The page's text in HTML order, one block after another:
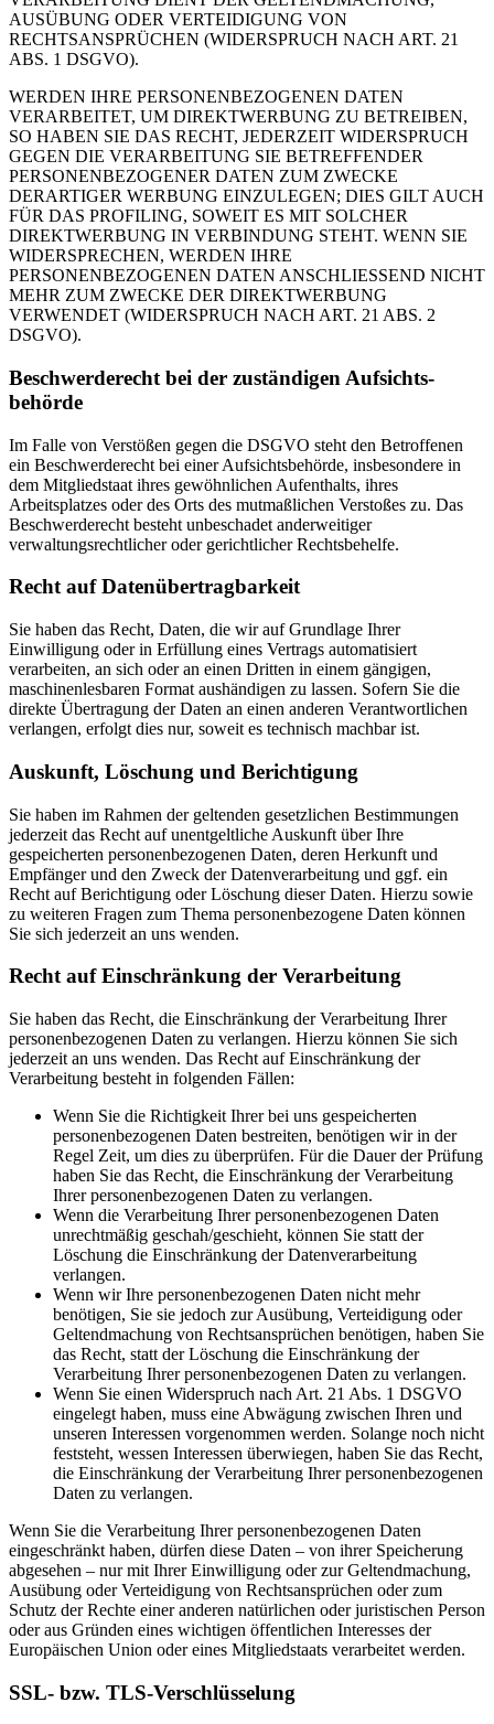
AUSÜBUNG ODER VERTEIDIGUNG VON
RECHTSANSPRÜCHEN (WIDERSPRUCH NACH ART. 21
ABS. 1 DSGVO).
WERDEN IHRE PERSONENBEZOGENEN DATEN
VERARBEITET, UM DIREKTWERBUNG ZU BETREIBEN,
SO HABEN SIE DAS RECHT, JEDERZEIT WIDERSPRUCH
GEGEN DIE VERARBEITUNG SIE BETREFFENDER
PERSONENBEZOGENER DATEN ZUM ZWECKE
DERARTIGER WERBUNG EINZULEGEN; DIES GILT AUCH
FÜR DAS PROFILING, SOWEIT ES MIT SOLCHER
DIREKTWERBUNG IN VERBINDUNG STEHT. WENN SIE
WIDERSPRECHEN, WERDEN IHRE
PERSONENBEZOGENEN DATEN ANSCHLIESSEND NICHT
MEHR ZUM ZWECKE DER DIREKTWERBUNG
VERWENDET (WIDERSPRUCH NACH ART. 21 ABS. 2
DSGVO).
Beschwerde­recht bei der zuständigen Aufsichts­
behörde
Im Falle von Verstößen gegen die DSGVO steht den Betroffenen
ein Beschwerderecht bei einer Aufsichtsbehörde, insbesondere in
dem Mitgliedstaat ihres gewöhnlichen Aufenthalts, ihres
Arbeitsplatzes oder des Orts des mutmaßlichen Verstoßes zu. Das
Beschwerderecht besteht unbeschadet anderweitiger
verwaltungsrechtlicher oder gerichtlicher Rechtsbehelfe.
Recht auf Daten­übertrag­barkeit
Sie haben das Recht, Daten, die wir auf Grundlage Ihrer
Einwilligung oder in Erfüllung eines Vertrags automatisiert
verarbeiten, an sich oder an einen Dritten in einem gängigen,
maschinenlesbaren Format aushändigen zu lassen. Sofern Sie die
direkte Übertragung der Daten an einen anderen Verantwortlichen
verlangen, erfolgt dies nur, soweit es technisch machbar ist.
Auskunft, Löschung und Berichtigung
Sie haben im Rahmen der geltenden gesetzlichen Bestimmungen
jederzeit das Recht auf unentgeltliche Auskunft über Ihre
gespeicherten personenbezogenen Daten, deren Herkunft und
Empfänger und den Zweck der Datenverarbeitung und ggf. ein
Recht auf Berichtigung oder Löschung dieser Daten. Hierzu sowie
zu weiteren Fragen zum Thema personenbezogene Daten können
Sie sich jederzeit an uns wenden.
Recht auf Einschränkung der Verarbeitung
Sie haben das Recht, die Einschränkung der Verarbeitung Ihrer
personenbezogenen Daten zu verlangen. Hierzu können Sie sich
jederzeit an uns wenden. Das Recht auf Einschränkung der
Verarbeitung besteht in folgenden Fällen:
Wenn Sie die Richtigkeit Ihrer bei uns gespeicherten
personenbezogenen Daten bestreiten, benötigen wir in der
Regel Zeit, um dies zu überprüfen. Für die Dauer der Prüfung
haben Sie das Recht, die Einschränkung der Verarbeitung
Ihrer personenbezogenen Daten zu verlangen.
Wenn die Verarbeitung Ihrer personenbezogenen Daten
unrechtmäßig geschah/geschieht, können Sie statt der
Löschung die Einschränkung der Datenverarbeitung
verlangen.
Wenn wir Ihre personenbezogenen Daten nicht mehr
benötigen, Sie sie jedoch zur Ausübung, Verteidigung oder
Geltendmachung von Rechtsansprüchen benötigen, haben Sie
das Recht, statt der Löschung die Einschränkung der
Verarbeitung Ihrer personenbezogenen Daten zu verlangen.
Wenn Sie einen Widerspruch nach Art. 21 Abs. 1 DSGVO
eingelegt haben, muss eine Abwägung zwischen Ihren und
unseren Interessen vorgenommen werden. Solange noch nicht
feststeht, wessen Interessen überwiegen, haben Sie das Recht,
die Einschränkung der Verarbeitung Ihrer personenbezogenen
Daten zu verlangen.
Wenn Sie die Verarbeitung Ihrer personenbezogenen Daten
eingeschränkt haben, dürfen diese Daten – von ihrer Speicherung
abgesehen – nur mit Ihrer Einwilligung oder zur Geltendmachung,
Ausübung oder Verteidigung von Rechtsansprüchen oder zum
Schutz der Rechte einer anderen natürlichen oder juristischen Person
oder aus Gründen eines wichtigen öffentlichen Interesses der
Europäischen Union oder eines Mitgliedstaats verarbeitet werden.
SSL- bzw. TLS-Verschlüsselung